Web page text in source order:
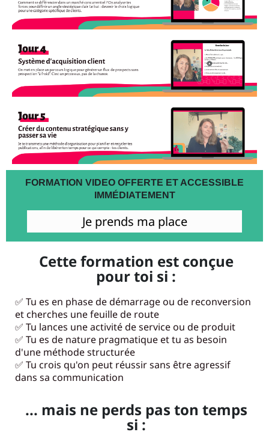
FORMATION VIDEO OFFERTE ET ACCESSIBLE
IMMÉDIATEMENT
Je prends ma place
Cette formation est conçue
pour toi si :
✅ Tu es en phase de démarrage ou de reconversion
et cherches une feuille de route
✅ Tu lances une activité de service ou de produit
✅ Tu es de nature pragmatique et tu as besoin
d'une méthode structurée
✅ Tu crois qu'on peut réussir sans être agressif
dans sa communication
... mais ne perds pas ton temps
si :